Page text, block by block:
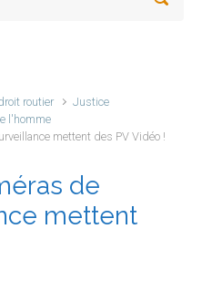
routier
Justice
l'homme
mettent des PV Vidéo !
de
mettent